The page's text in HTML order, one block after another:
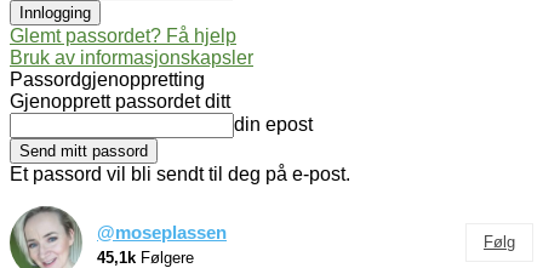
Glemt passordet? Få hjelp
Bruk av informasjonskapsler
Passordgjenoppretting
Gjenopprett passordet ditt
din epost
Et passord vil bli sendt til deg på e-post.
@moseplassen
45,1k Følgere
Følg